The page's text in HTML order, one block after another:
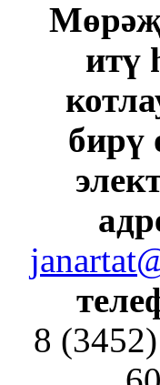
итү
бирү
8